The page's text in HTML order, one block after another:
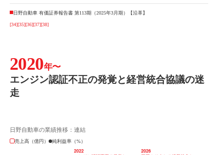
日野自動車 有価証券報告書 第113期（2025年3月期）【沿革】
[34][35][36][37][38]
2020年〜
エンジン認証不正の発覚と経営統合協議の迷
走
日野自動車の業績推移：連結
売上高（億円）
純利益率（%）